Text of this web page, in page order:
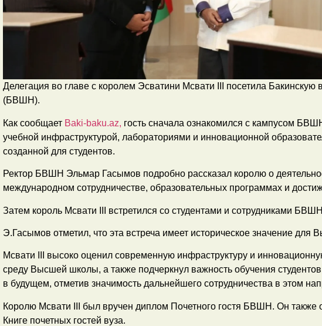
Делегация во главе с королем Эсватини Мсвати III посетила
(БВШН).
Как сообщает Baki-baku.az, гость сначала ознакомился с кампусом
учебной инфраструктурой, лабораториями и инновационной
созданной для студентов.
Ректор БВШН Эльмар Гасымов подробно рассказал королю о
международном сотрудничестве, образовательных программах и
Затем король Мсвати III встретился со студентами и сотрудниками
Э.Гасымов отметил, что эта встреча имеет историческое значение для
Мсвати III высоко оценил современную инфраструктуру и
среду Высшей школы, а также подчеркнул важность обучения
в будущем, отметив значимость дальнейшего сотрудничества в этом
Королю Мсвати III был вручен диплом Почетного гостя БВШН. Он также
Книге почетных гостей вуза.